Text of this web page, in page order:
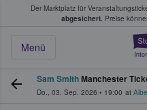
Der Marktplatz für
abgesichert. Preise
Menü
Tickets kaufen
Sam SmithManchester
Do., 03. Sep. 2026 • 19:00 at